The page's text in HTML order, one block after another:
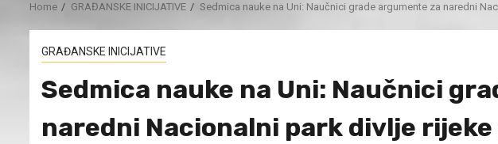
Home GRAĐANSKE INICIJATIVE Sedmica nauke na Uni: Naučnici grade argumente za naredni
GRAĐANSKE INICIJATIVE
Sedmica nauke na Uni: Naučnici
naredni Nacionalni park divlje rijeke